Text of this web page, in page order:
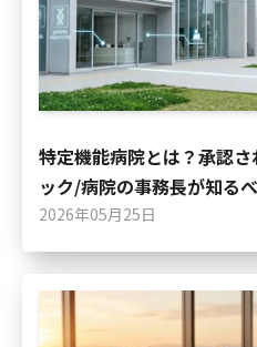
特定機能病院とは？承認
ック/病院の事務長が知る
2026年05月25日